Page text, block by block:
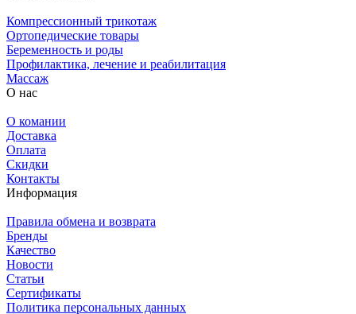
Компрессионный трикотаж
Ортопедические товары
Беременность и роды
Профилактика, лечение и реабилитация
Массаж
О нас
О комании
Доставка
Оплата
Скидки
Контакты
Информация
Правила обмена и возврата
Бренды
Качество
Новости
Статьи
Сертификаты
Политика персональных данных